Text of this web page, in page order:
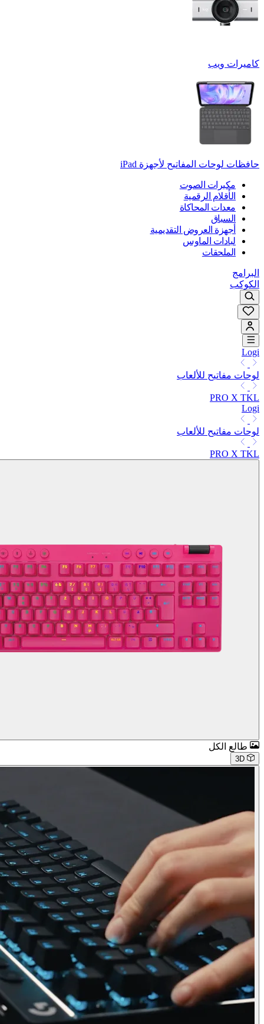
كاميرات ويب
حافظات لوحات المفاتيح لأجهزة ‏iPad
مكبرات الصوت
الأقلام الرقمية
معدات المحاكاة
السباق
أجهزة العروض التقديمية
لبادات الماوس
الملحقات
البرامج
الكوكب
Logi
لوحات مفاتيح للألعاب
PRO X TKL
Logi
لوحات مفاتيح للألعاب
PRO X TKL
طالع الكل
3D